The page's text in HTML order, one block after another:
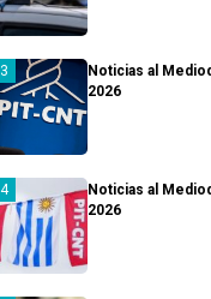
Noticias al
2026
Noticias al
2026